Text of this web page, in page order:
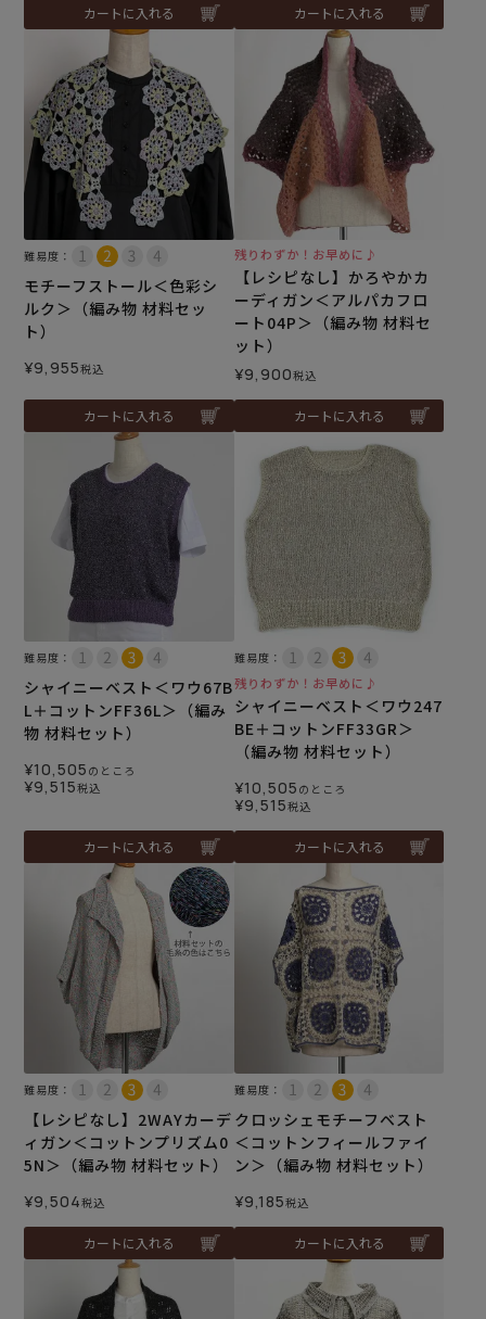
カートに入れる カートに入れる
難易度：
モチーフストール＜色彩シ
ルク＞（編み物 材料セッ
ト）
¥9,955税込
カートに入れる
残りわずか！お早めに♪
【レシピなし】かろやかカ
ーディガン＜アルパカフロ
ート04P＞（編み物 材料セ
ット）
¥9,900税込
カートに入れる
難易度：
シャイニーベスト＜ワウ67B
L＋コットンFF36L＞（編み
物 材料セット）
¥10,505 のところ
¥9,515税込
カートに入れる
難易度：
残りわずか！お早めに♪
シャイニーベスト＜ワウ247
BE＋コットンFF33GR＞
（編み物 材料セット）
¥10,505 のところ
¥9,515税込
カートに入れる
難易度：
【レシピなし】2WAYカーデ
ィガン＜コットンプリズム0
5N＞（編み物 材料セット）
¥9,504税込
カートに入れる
難易度：
クロッシェモチーフベスト
＜コットンフィールファイ
ン＞（編み物 材料セット）
¥9,185税込
カートに入れる